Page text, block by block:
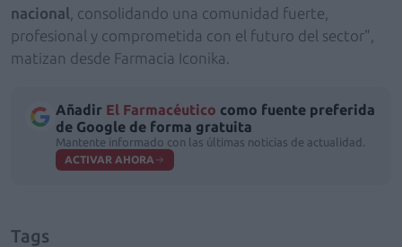
nacional , consolidando una comunidad fuerte,
profesional y comprometida con el futuro del sector",
matizan desde Farmacia Iconika.
Añadir El Farmacéutico como fuente preferida
de Google de forma gratuita
Mantente informado con las últimas noticias de actualidad.
ACTIVAR AHORA
Tags